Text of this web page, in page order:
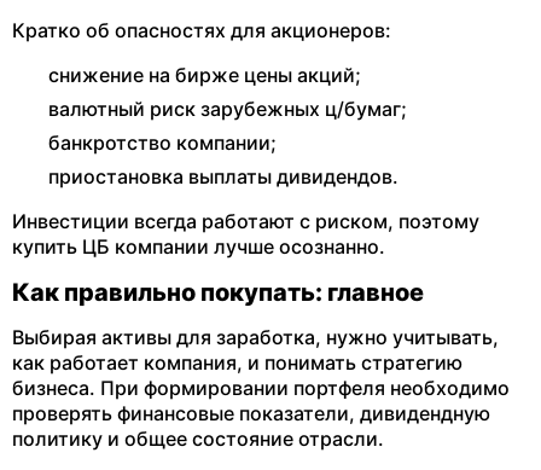
Кратко об опасностях для акционеров:
снижение на бирже цены акций;
валютный риск зарубежных ц/бумаг;
банкротство компании;
приостановка выплаты дивидендов.
Инвестиции всегда работают с риском, поэтому
купить ЦБ компании лучше осознанно.
Как правильно покупать: главное
Выбирая активы для заработка, нужно учитывать,
как работает компания, и понимать стратегию
бизнеса. При формировании портфеля необходимо
проверять финансовые показатели, дивидендную
политику и общее состояние отрасли.